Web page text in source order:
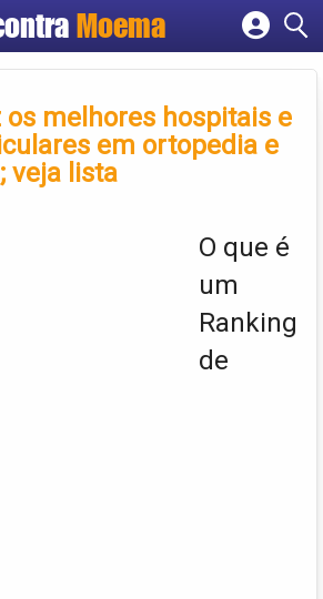
Moema
Criar conta
os melhores hospitais e
em ortopedia e
veja lista
O que é
um
Ranking
de